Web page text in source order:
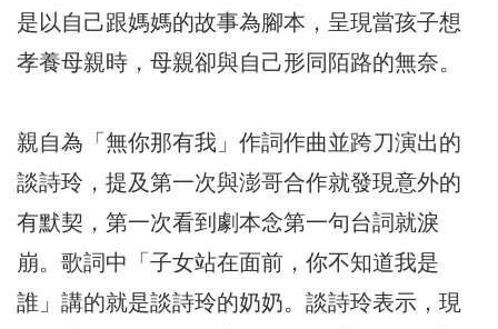
是以自己跟媽媽的故事為腳本，呈現當孩子想
孝養母親時，母親卻與自己形同陌路的無奈。
親自為「無你那有我」作詞作曲並跨刀演出的
談詩玲，提及第一次與澎哥合作就發現意外的
有默契，第一次看到劇本念第一句台詞就淚
崩。歌詞中「子女站在面前，你不知道我是
誰」講的就是談詩玲的奶奶。談詩玲表示，現